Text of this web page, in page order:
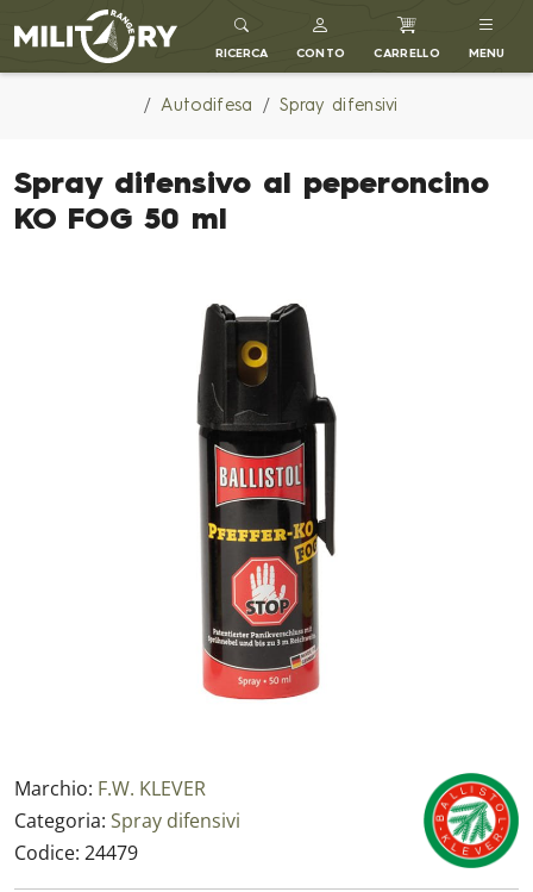
MILITARY RANGE IT
RICERCA CONTO CARRELLO MENU
Autodifesa Spray difensivi
Spray difensivo al peperoncino
KO FOG 50 ml
Marchio: F.W. KLEVER
Categoria: Spray difensivi
Codice: 24479